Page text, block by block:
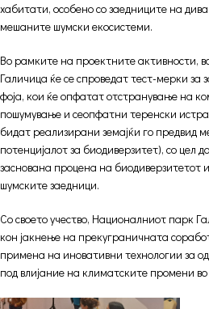
хабитати, особено со заедниците на
мешаните шумски екосистеми.
Во рамките на проектните активности,
Галичица ќе се спроведат тест-мерки за
фоја, кои ќе опфатат отстранување на
пошумување и сеопфатни теренски
бидат реализирани земајќи го предвид
потенцијалот за биодиверзитет), со цел
заснована процена на биодиверзитетот
шумските заедници.
Со своето учество, Националниот парк
кон јакнење на прекуграничната
примена на иновативни технологии за
под влијание на климатските промени